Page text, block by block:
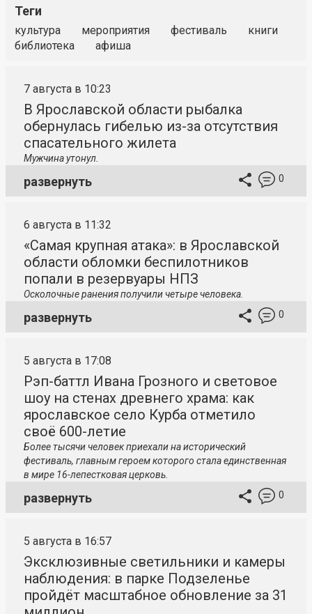
Теги
культура мероприятия фестиваль
книги
библиотека
афиша
7 августа в 10:23
В Ярославской области рыбалка
обернулась гибелью из-за отсутствия
спасательного жилета
Мужчина утонул.
развернуть 0
6 августа в 11:32
«Самая крупная атака»: в Ярославской
области обломки беспилотников
попали в резервуары НПЗ
Осколочные ранения получили четыре человека.
развернуть 0
5 августа в 17:08
Рэп-баттл Ивана Грозного и световое
шоу на стенах древнего храма: как
ярославское село Курба отметило
своё 600-летие
Более тысячи человек приехали на исторический
фестиваль, главным героем которого стала единственная
в мире 16-лепестковая церковь.
развернуть 0
5 августа в 16:57
Эксклюзивные светильники и камеры
наблюдения: в парке Подзеленье
пройдёт масштабное обновление за 31